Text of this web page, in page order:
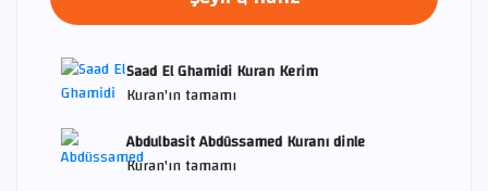
Saad El Ghamidi Kuran Kerim
Kuran'ın tamamı
Abdulbasit Abdüssamed Kuranı dinle
Kuran'ın tamamı